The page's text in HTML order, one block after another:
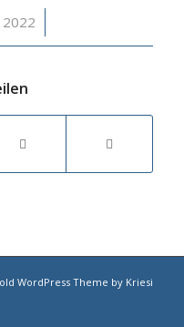
2022
WordPress Theme by Kriesi